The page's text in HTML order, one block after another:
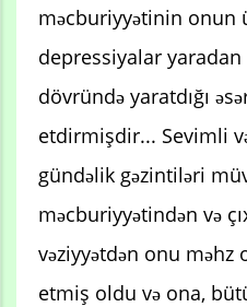
məcburiyyətinin onun
depressiyalar
dövründə yaratdığı
etdirmişdir... Sevimli
gündəlik gəzintiləri
məcburiyyətindən və
vəziyyətdən onu məhz
etmiş oldu və ona,